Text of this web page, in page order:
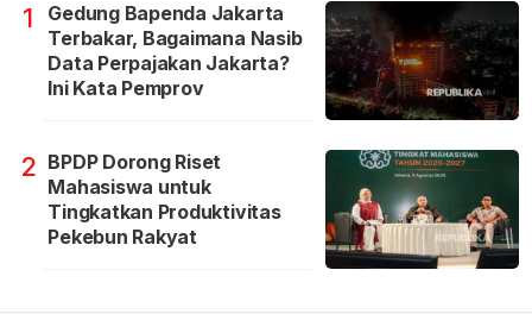
1
Gedung Bapenda Jakarta
Terbakar, Bagaimana Nasib
Data Perpajakan Jakarta?
Ini Kata Pemprov
2 BPDP Dorong Riset
Mahasiswa untuk
Tingkatkan Produktivitas
Pekebun Rakyat